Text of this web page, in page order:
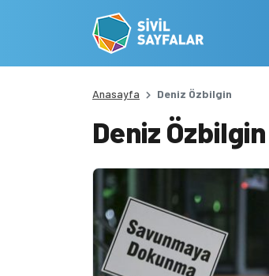
Anasayfa Deniz Özbilgin
Deniz Özbilgin